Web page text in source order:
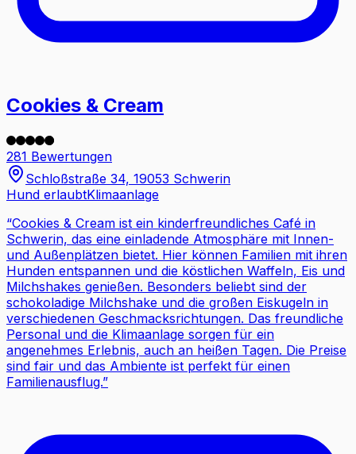
Cookies & Cream
281 Bewertungen
Schloßstraße 34, 19053 Schwerin
Hund erlaubtKlimaanlage
“Cookies & Cream ist ein kinderfreundliches Café in
Schwerin, das eine einladende Atmosphäre mit Innen-
und Außenplätzen bietet. Hier können Familien mit ihren
Hunden entspannen und die köstlichen Waffeln, Eis und
Milchshakes genießen. Besonders beliebt sind der
schokoladige Milchshake und die großen Eiskugeln in
verschiedenen Geschmacksrichtungen. Das freundliche
Personal und die Klimaanlage sorgen für ein
angenehmes Erlebnis, auch an heißen Tagen. Die Preise
sind fair und das Ambiente ist perfekt für einen
Familienausflug.”